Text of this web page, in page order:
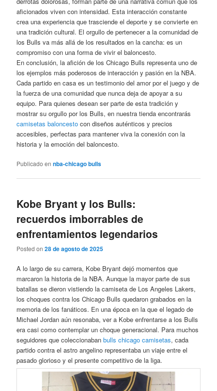
aficionados viven con intensidad. Esta interacción constante
crea una experiencia que trasciende el deporte y se convierte en
una tradición cultural. El orgullo de pertenecer a la comunidad de
los Bulls va más allá de los resultados en la cancha: es un
compromiso con una forma de vivir el baloncesto.
En conclusión, la afición de los Chicago Bulls representa uno de
los ejemplos más poderosos de interacción y pasión en la NBA.
Cada partido en casa es un testimonio del amor por el juego y de
la fuerza de una comunidad que nunca deja de apoyar a su
equipo. Para quienes desean ser parte de esta tradición y
mostrar su orgullo por los Bulls, en nuestra tienda encontrarás
camisetas baloncesto con diseños auténticos y precios
accesibles, perfectas para mantener viva la conexión con la
historia y la emoción del baloncesto.
Publicado en nba-chicago bulls
Kobe Bryant y los Bulls:
recuerdos imborrables de
enfrentamientos legendarios
Posted on28 de agosto de 2025
A lo largo de su carrera, Kobe Bryant dejó momentos que
marcaron la historia de la NBA. Aunque la mayor parte de sus
batallas se dieron vistiendo la camiseta de Los Angeles Lakers,
los choques contra los Chicago Bulls quedaron grabados en la
memoria de los fanáticos. En una época en la que el legado de
Michael Jordan aún resonaba, ver a Kobe enfrentarse a los Bulls
era casi como contemplar un choque generacional. Para muchos
seguidores que coleccionabanbulls chicago camisetas, cada
partido contra el astro angelino representaba un viaje entre el
pasado glorioso y el presente competitivo de la liga.